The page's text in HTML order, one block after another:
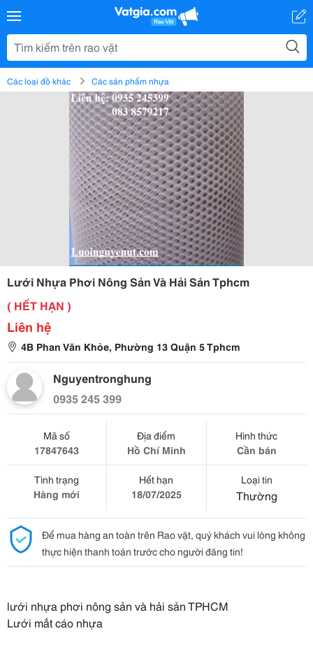
Các loại đồ khác Các sản phẩm nhựa
Lưới Nhựa Phơi Nông Sản Và Hải Sản Tphcm
( HẾT HẠN )
Liên hệ
4B Phan Văn Khỏe, Phường 13 Quận 5 Tphcm
Nguyentronghung
0935 245 399
Mã số
17847643
Địa điểm
Hồ Chí Minh
Hình thức
Cần bán
Tình trạng
Hàng mới
Hết hạn
18/07/2025
Loại tin
Thường
Để mua hàng an toàn trên Rao vặt, quý khách vui lòng không
thực hiện thanh toán trước cho người đăng tin!
lưới nhựa phơi nông sản và hải sản TPHCM
Lưới mắt cáo nhựa